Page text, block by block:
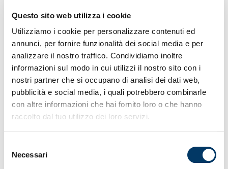
Questo sito web utilizza i cookie
Utilizziamo i cookie per personalizzare contenuti ed
annunci, per fornire funzionalità dei social media e per
analizzare il nostro traffico. Condividiamo inoltre
informazioni sul modo in cui utilizzi il nostro sito con i
nostri partner che si occupano di analisi dei dati web,
pubblicità e social media, i quali potrebbero combinarle
con altre informazioni che hai fornito loro o che hanno
raccolto dal tuo utilizzo dei loro servizi.
delNecessari
Il Pres ha voluto salutare con un collegamento live i
bambini, i loro famigliari e i tecnici del 1° turno del
Genoa Beach Camp conclusosi ad Arenzano.
“La cosa più bella di questi miei 3 anni da Presidente del
Genoa è stata vedere i giovani, le ragazze e i ragazzi felici
allo stadio. Oggi qui ci sono bambine e bambini e la cosa
più importante è vederli felici, quella più bella è vedere la
gratitudine nei loro occhi puri e immacolati. Esorto i
genitori – che ringrazio per avere condiviso questo